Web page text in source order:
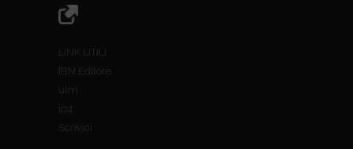
LINK UTILI
IBN Editore
ulm
jp4
Scrivici